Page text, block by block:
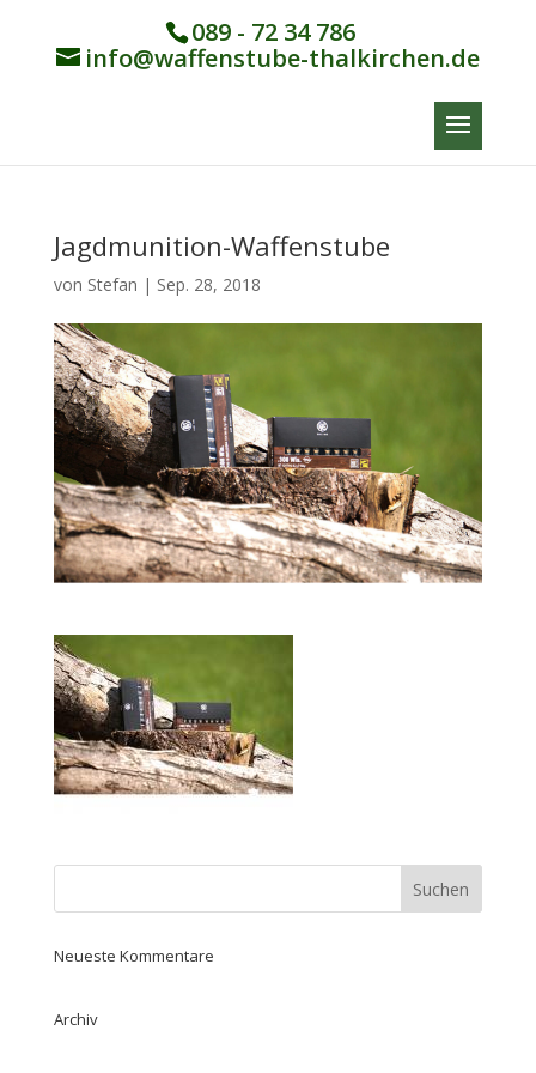
089 - 72 34 786
info@waffenstube-thalkirchen.de
Jagdmunition-Waffenstube
von Stefan | Sep. 28, 2018
Neueste Kommentare
Archiv